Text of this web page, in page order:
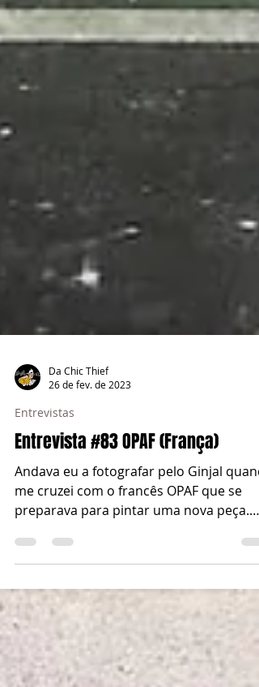
Da Chic Thief
Entrevistas
Entrevista #83 OPAF (França)
Andava eu a fotografar pelo Ginjal
preparava para pintar uma nova peça.
Feitas as apresentações,